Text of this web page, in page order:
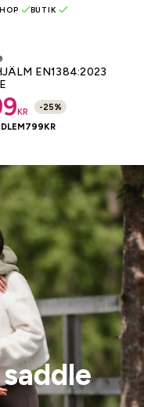
BUTIK
EN1384:2023
KR -25%
799KR